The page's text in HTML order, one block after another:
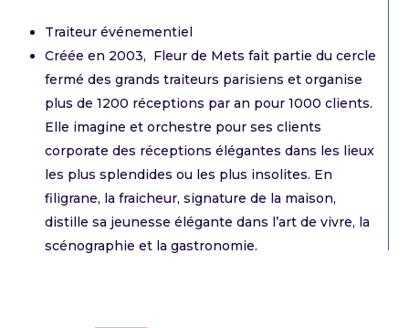
Traiteur événementiel
Créée en 2003, Fleur de Mets fait partie du cercle
fermé des grands traiteurs parisiens et organise
plus de 1200 réceptions par an pour 1000 clients.
Elle imagine et orchestre pour ses clients
corporate des réceptions élégantes dans les lieux
les plus splendides ou les plus insolites. En
filigrane, la fraicheur, signature de la maison,
distille sa jeunesse élégante dans l’art de vivre, la
scénographie et la gastronomie.